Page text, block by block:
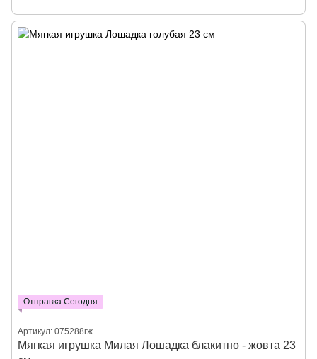
Отправка Сегодня
Артикул: 075288гж
Мягкая игрушка Милая Лошадка блакитно - жовта 23